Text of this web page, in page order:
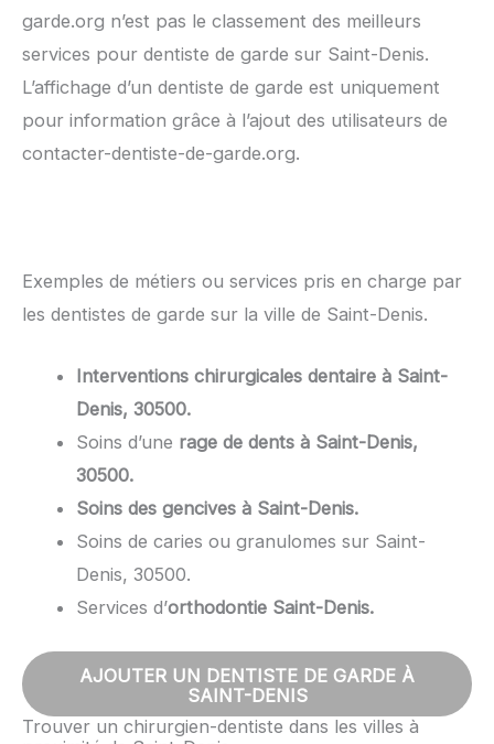
garde.org n’est pas le classement des meilleurs
services pour dentiste de garde sur Saint-Denis.
L’affichage d’un dentiste de garde est uniquement
pour information grâce à l’ajout des utilisateurs de
contacter-dentiste-de-garde.org.
Exemples de métiers ou services pris en charge par
les dentistes de garde sur la ville de Saint-Denis.
Interventions chirurgicales dentaire à Saint-
Denis, 30500.
Soins d’une rage de dents à Saint-Denis,
30500.
Soins des gencives à Saint-Denis.
Soins de caries ou granulomes sur Saint-
Denis, 30500.
Services d’orthodontie Saint-Denis.
AJOUTER UN DENTISTE DE GARDE À
SAINT-DENIS
Trouver un chirurgien-dentiste dans les villes à